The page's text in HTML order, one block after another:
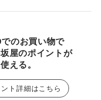
のお買い物で
屋のポイントが
える。
ト詳細はこちら